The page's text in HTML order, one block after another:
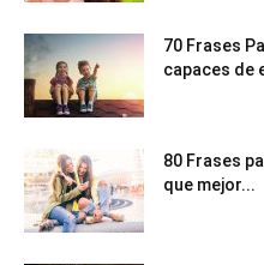
70 Frases
capaces de
80 Frases
que mejor...